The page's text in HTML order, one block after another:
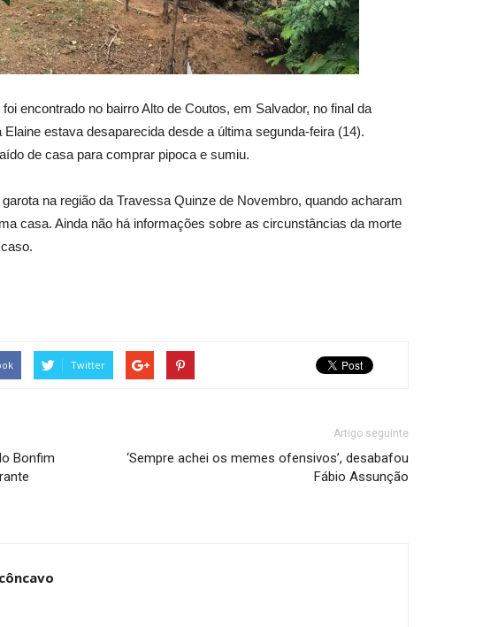
encontrado no bairro Alto de Coutos, em Salvador, no final da
estava desaparecida desde a última segunda-feira (14).
de casa para comprar pipoca e sumiu.
na região da Travessa Quinze de Novembro, quando acharam
casa. Ainda não há informações sobre as circunstâncias da morte
Twitter
Bonfim
Artigo seguinte
‘Sempre achei os memes ofensivos’, desabafou
Fábio Assunção